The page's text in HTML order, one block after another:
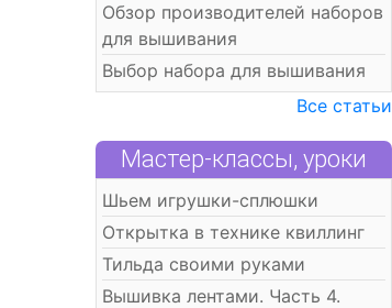
Обзор производителей наборов
для вышивания
Выбор набора для вышивания
Все статьи
Мастер-классы, уроки
Шьем игрушки-сплюшки
Открытка в технике квиллинг
Тильда своими руками
Вышивка лентами. Часть 4.